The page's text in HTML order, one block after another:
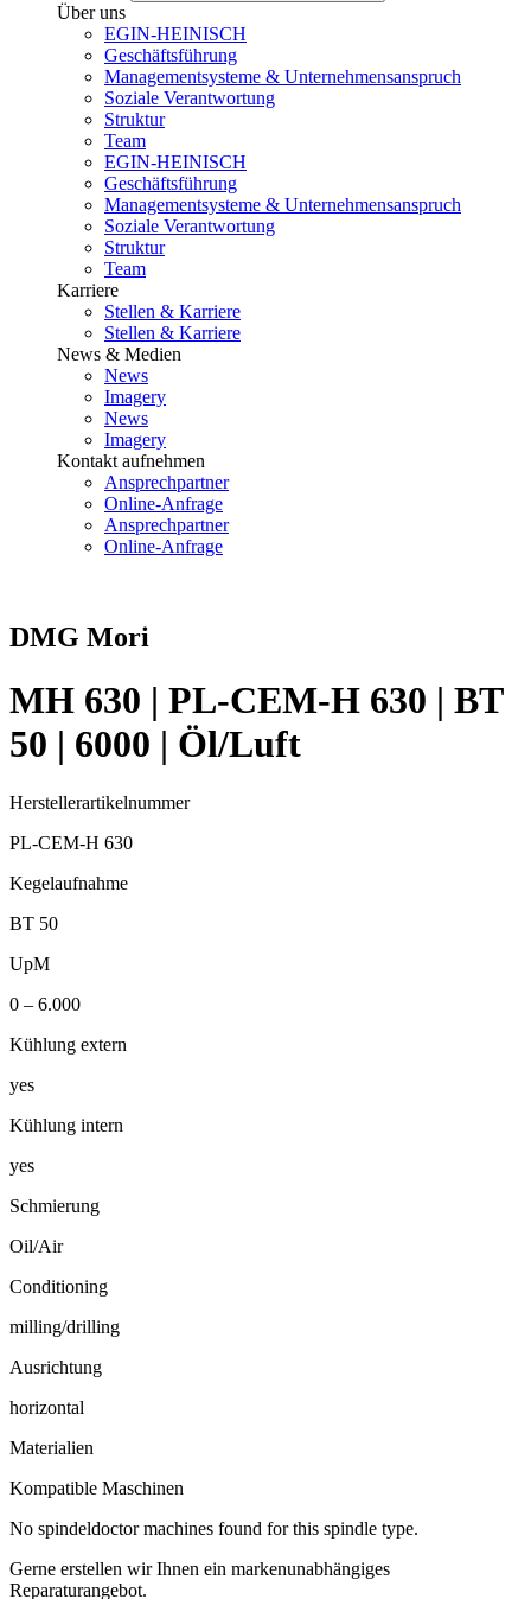
Über uns
EGIN-HEINISCH
Geschäftsführung
Managementsysteme & Unternehmensanspruch
Soziale Verantwortung
Struktur
Team
EGIN-HEINISCH
Geschäftsführung
Managementsysteme & Unternehmensanspruch
Soziale Verantwortung
Struktur
Team
Karriere
Stellen & Karriere
Stellen & Karriere
News & Medien
News
Imagery
News
Imagery
Kontakt aufnehmen
Ansprechpartner
Online-Anfrage
Ansprechpartner
Online-Anfrage
DMG Mori
MH 630 | PL-CEM-H 630 | BT
50 | 6000 | Öl/Luft
Herstellerartikelnummer
PL-CEM-H 630
Kegelaufnahme
BT 50
UpM
0 – 6.000
Kühlung extern
yes
Kühlung intern
yes
Schmierung
Oil/Air
Conditioning
milling/drilling
Ausrichtung
horizontal
Materialien
Kompatible Maschinen
No spindeldoctor machines found for this spindle type.
Gerne erstellen wir Ihnen ein markenunabhängiges
Reparaturangebot.